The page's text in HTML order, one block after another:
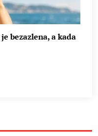
bezazlena, a kada